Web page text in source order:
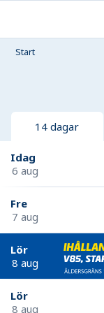
Start
14 dagar
Idag
6 aug
Fre
7 aug
Lör
8 aug
Lör
8 aug